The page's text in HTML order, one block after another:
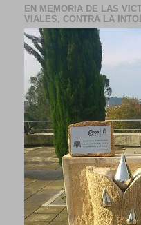
EN MEMORIA DE LAS
VIALES, CONTRA LA